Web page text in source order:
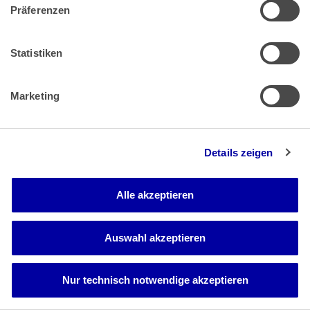
Präferenzen
Statistiken
Marketing
Details zeigen
Alle akzeptieren
Auswahl akzeptieren
Nur technisch notwendige akzeptieren
199 Abs. 1 Nr. 2 BGB davon ab, dass der Gläubiger von den
den Anspruch begründenden Umständen und der Person
Fahrlässigkeit erlangen müsste.
Tatsachen gegen eine bestimmte Person Klage, sei es
verständiger Würdigung so viel Erfolgsaussicht hat, dass sie
aus Gründen der Rechtssicherheit und Billigkeit
zutreffende rechtliche Würdigung (st. Rspr., zB BAG 20.
Dezember 2022 - 9 AZR 266/20 - Rn. 41 mwN; 9. Februar
2022 - 5 AZR 368/21 - Rn. 26). Grob fahrlässige Unkenntnis
iSd. § 199 Abs. 1 Nr. 2 Alt. 2 BGB ist gegeben, wenn dem
Gläubiger die Kenntnis fehlt, weil er die im Verkehr
erforderliche Sorgfalt in besonders schwerem Maß verletzt
und auch ganz naheliegende Überlegungen nicht